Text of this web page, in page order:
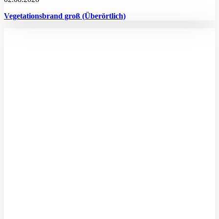
Vegetationsbrand groß (Überörtlich)